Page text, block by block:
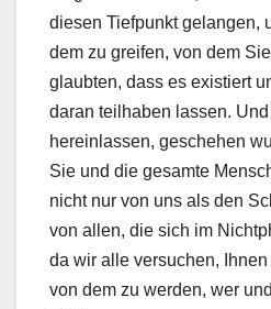
diesen Tiefpunkt gelangen,
dem zu greifen, von dem
glaubten, dass es existiert
daran teilhaben lassen.
hereinlassen, geschehen
Sie und die gesamte
nicht nur von uns als den
von allen, die sich im
da wir alle versuchen,
von dem zu werden, wer